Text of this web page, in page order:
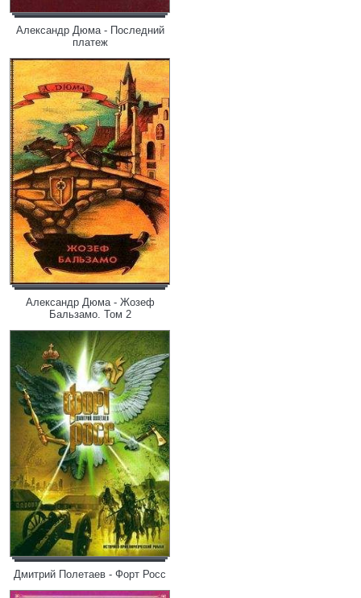
Александр Дюма - Последний
платеж
Александр Дюма - Жозеф
Бальзамо. Том 2
Дмитрий Полетаев - Форт Росс